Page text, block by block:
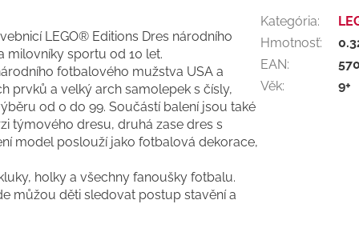
LEGO® Editions Dres národního
milovníky sportu od 10 let.
fotbalového mužstva USA a
prvků a velký arch samolepek s čísly,
od 0 do 99. Součástí balení jsou také
týmového dresu, druhá zase dres s
model poslouží jako fotbalová dekorace,
holky a všechny fanoušky fotbalu.
můžou děti sledovat postup stavění a
Kategória:
Hmotnosť:
EAN:
Věk: 9+